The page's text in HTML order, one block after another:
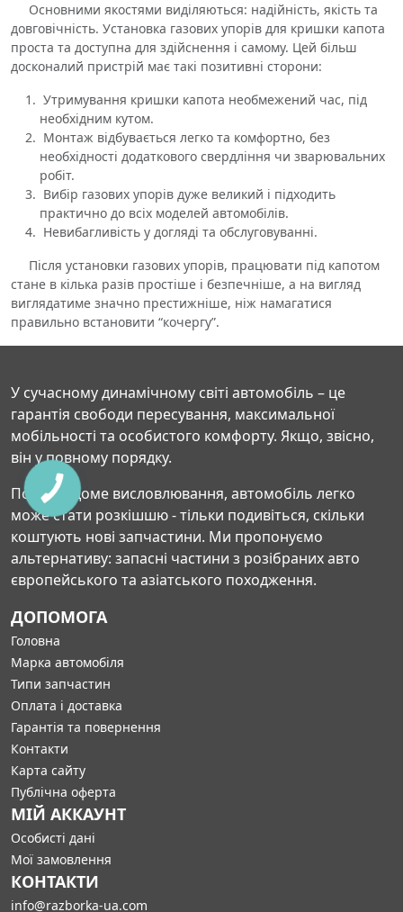
Основними якостями виділяються: надійність, якість та
довговічність. Установка газових упорів для кришки капота
проста та доступна для здійснення і самому. Цей більш
досконалий пристрій має такі позитивні сторони:
Утримування кришки капота необмежений час, під
необхідним кутом.
Монтаж відбувається легко та комфортно, без
необхідності додаткового свердління чи зварювальних
робіт.
Вибір газових упорів дуже великий і підходить
практично до всіх моделей автомобілів.
Невибагливість у догляді та обслуговуванні.
Після установки газових упорів, працювати під капотом
стане в кілька разів простіше і безпечніше, а на вигляд
виглядатиме значно престижніше, ніж намагатися
правильно встановити “кочергу”.
У сучасному динамічному світі автомобіль – це
гарантія свободи пересування, максимальної
мобільності та особистого комфорту. Якщо, звісно,
він у повному порядку.
Попри відоме висловлювання, автомобіль легко
може стати розкішшю - тільки подивіться, скільки
коштують нові запчастини. Ми пропонуємо
альтернативу: запасні частини з розібраних авто
європейського та азіатського походження.
ДОПОМОГА
Головна
Марка автомобіля
Типи запчастин
Оплата і доставка
Гарантія та повернення
Контакти
Карта сайту
Публічна оферта
МІЙ АККАУНТ
Особисті дані
Мої замовлення
КОНТАКТИ
info@razborka-ua.com